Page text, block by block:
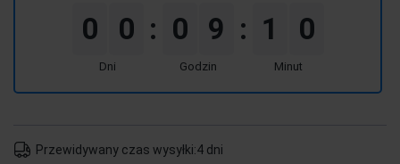
0 0
Dni
: 0 9
Godzin
: 1 0
Minut
Przewidywany czas wysyłki:4 dni